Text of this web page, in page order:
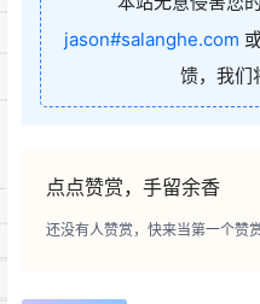
jason#salanghe.com
馈，我们
点点赞赏，手留余香
还没有人赞赏，快来当第一个赞